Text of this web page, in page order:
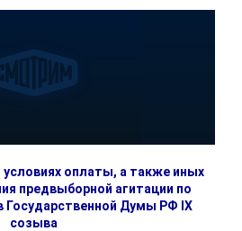
условиях оплаты, а также иных
предвыборной агитации по
Государственной Думы РФ IX
созыва